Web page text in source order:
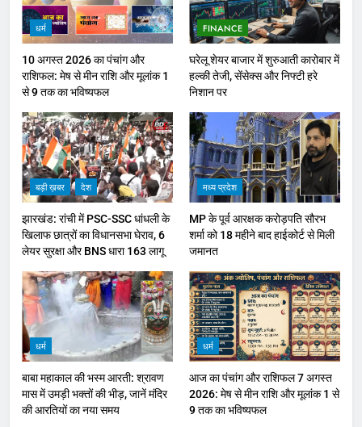
धर्म
10 अगस्त 2026 का पंचांग और
राशिफल: मेष से मीन राशि और मूलांक 1
से 9 तक का भविष्यफल
FINANCE
घरेलू शेयर बाजार में शुरुआती कारोबार में
हल्की तेजी, सेंसेक्स और निफ्टी हरे
निशान पर
बड़ी ख़बर देश
झारखंड: रांची में PSC-SSC धांधली के
खिलाफ छात्रों का विधानसभा घेराव, 6
लेयर सुरक्षा और BNS धारा 163 लागू
मध्य प्रदेश
MP के पूर्व आरक्षक करोड़पति सौरभ
शर्मा को 18 महीने बाद हाईकोर्ट से मिली
जमानत
धर्म
बाबा महाकाल की भस्म आरती: श्रावण
मास में उमड़ी भक्तों की भीड़, जानें मंदिर
की आरतियों का नया समय
धर्म
आज का पंचांग और राशिफल 7 अगस्त
2026: मेष से मीन राशि और मूलांक 1 से
9 तक का भविष्यफल